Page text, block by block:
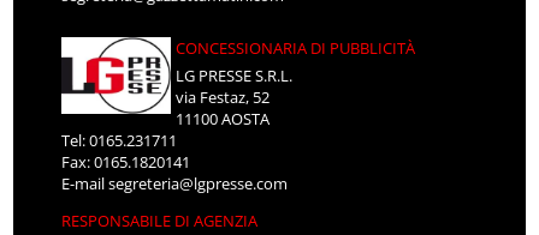
CONCESSIONARIA DI PUBBLICITÀ
LG PRESSE S.R.L.
via Festaz, 52
11100 AOSTA
Tel: 0165.231711
Fax: 0165.1820141
E-mailsegreteria@lgpresse.com
RESPONSABILE DI AGENZIA